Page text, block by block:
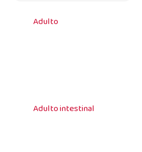
Adulto
Adulto intestinal